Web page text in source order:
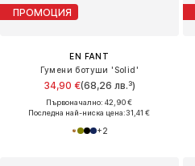
ПРОМОЦИЯ
EN FANT
Гумени ботуши 'Solid'
34,90 €(68,26 лв.³)
Първоначално: 42,90 €
Последна най-ниска цена:31,41 €
+2